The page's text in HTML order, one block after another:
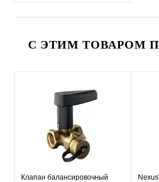
С ЭТИМ ТОВАРОМ
Клапан балансировочный